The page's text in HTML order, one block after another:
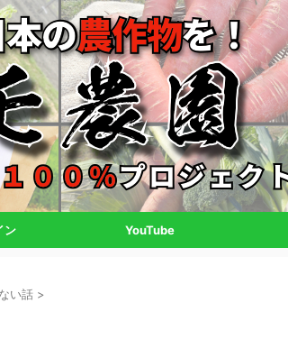
ン YouTube
い話 >